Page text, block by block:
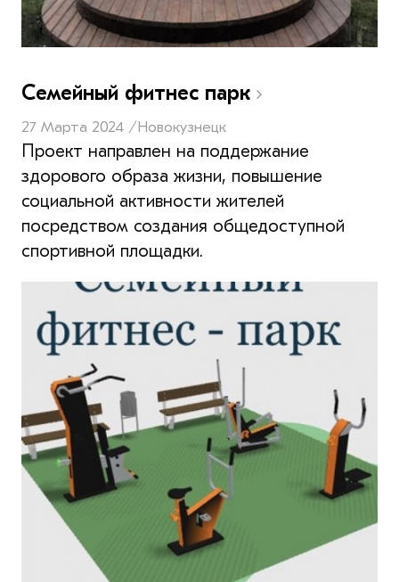
Семейный фитнес парк
27 Марта 2024 /Новокузнецк
Проект направлен на поддержание
здорового образа жизни, повышение
социальной активности жителей
посредством создания общедоступной
спортивной площадки.